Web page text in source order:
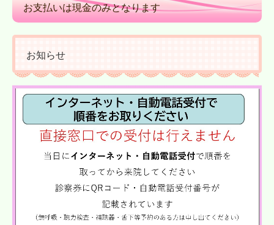
お支払いは現金のみとなります
お知らせ